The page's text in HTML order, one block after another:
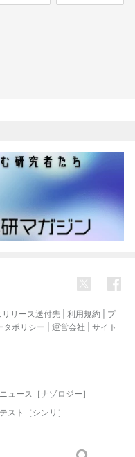
リリース送付先 利用規約
プ
タポリシー 運営会社
サイト
ュース［ナゾロジー］
スト［シンリ］